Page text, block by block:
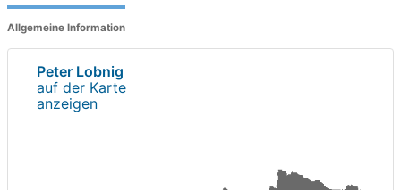
Allgemeine Information
Peter Lobnig
auf der Karte
anzeigen